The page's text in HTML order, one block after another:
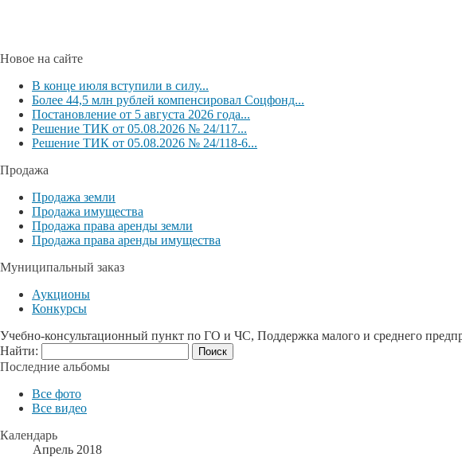
Новое на сайте
В конце июля вступили в силу...
Более 44,5 млн рублей компенсировал Соцфонд...
Постановление от 5 августа 2026 года...
Решение ТИК от 05.08.2026 № 24/117...
Решение ТИК от 05.08.2026 № 24/118-6...
Продажа
Продажа земли
Продажа имущества
Продажа права аренды земли
Продажа права аренды имущества
Муниципальный заказ
Аукционы
Конкурсы
Учебно-консультационный пункт по ГО и ЧС, Поддержка малого и среднего
Найти:
Последние альбомы
Все фото
Все видео
Календарь
Апрель 2018